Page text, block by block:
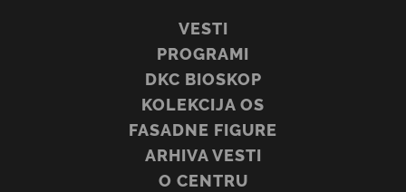
VESTI
PROGRAMI
DKC BIOSKOP
KOLEKCIJA OS
FASADNE FIGURE
ARHIVA VESTI
O CENTRU